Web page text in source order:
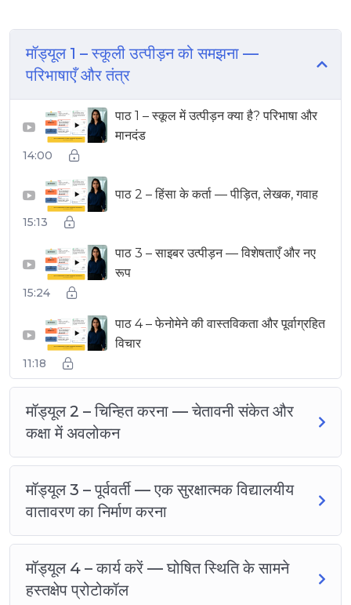
मॉड्यूल 1 – स्कूली उत्पीड़न को समझना —
परिभाषाएँ और तंत्र
▶
पाठ 1 – स्कूल में उत्पीड़न क्या है? परिभाषा और
मानदंड
14:00
▶ पाठ 2 – हिंसा के कर्ता — पीड़ित, लेखक, गवाह
15:13
▶
पाठ 3 – साइबर उत्पीड़न — विशेषताएँ और नए
रूप
15:24
▶
पाठ 4 – फेनोमेने की वास्तविकता और पूर्वाग्रहित
विचार
11:18
मॉड्यूल 2 – चिन्हित करना — चेतावनी संकेत और
कक्षा में अवलोकन
मॉड्यूल 3 – पूर्ववर्ती — एक सुरक्षात्मक विद्यालयीय
वातावरण का निर्माण करना
मॉड्यूल 4 – कार्य करें — घोषित स्थिति के सामने
हस्तक्षेप प्रोटोकॉल